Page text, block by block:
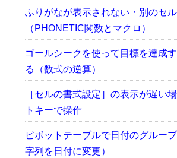
ふりがなが表示されない・別のセ
（PHONETIC関数とマクロ）
ゴールシークを使って目標を達成
る（数式の逆算）
［セルの書式設定］の表示が遅い
トキーで操作
ピボットテーブルで日付のグルー
字列を日付に変更）